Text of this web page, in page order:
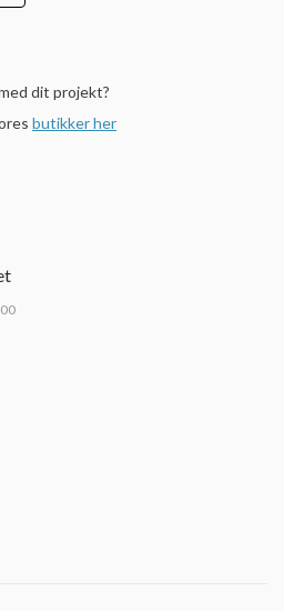
dit projekt?
butikker her